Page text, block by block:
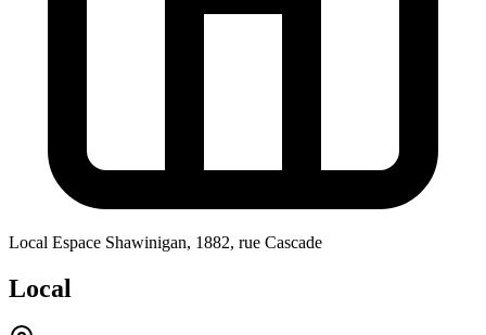
Local Espace Shawinigan, 1882, rue Cascade
Local